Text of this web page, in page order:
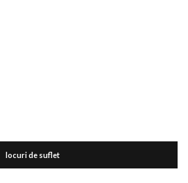
locuri de suflet